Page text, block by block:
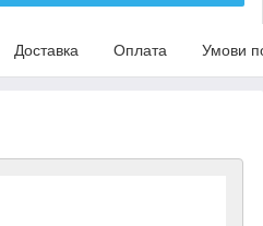
Доставка Оплата Умови